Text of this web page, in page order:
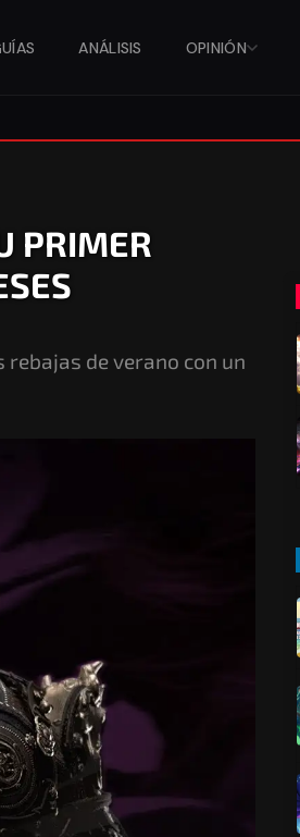
ANÁLISIS OPINIÓN
PRIMER
de verano con un